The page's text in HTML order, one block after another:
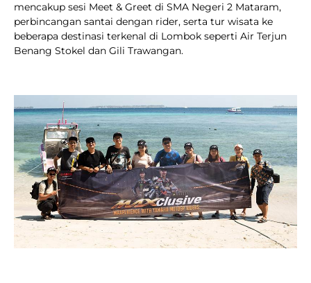
mencakup sesi Meet & Greet di SMA Negeri 2 Mataram,
perbincangan santai dengan rider, serta tur wisata ke
beberapa destinasi terkenal di Lombok seperti Air Terjun
Benang Stokel dan Gili Trawangan.